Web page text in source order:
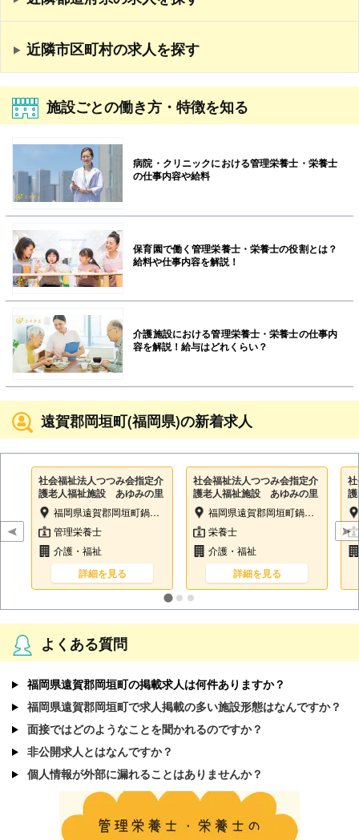
近隣市区町村の求人を探す
施設ごとの働き方・特徴を知る
病院・クリニックにおける管理栄養士・栄養士
の仕事内容や給料
保育園で働く管理栄養士・栄養士の役割とは？
給料や仕事内容を解説！
介護施設における管理栄養士・栄養士の仕事内
容を解説！給与はどれくらい？
遠賀郡岡垣町(福岡県)の新着求人
社会福祉法人つつみ会指定介
護老人福祉施設 あゆみの里
福岡県遠賀郡岡垣町鍋田2-1-6
管理栄養士
介護・福祉
詳細を見る
社会福祉法人つつみ会指定介
護老人福祉施設 あゆみの里
福岡県遠賀郡岡垣町鍋田2-1-6
栄養士
介護・福祉
詳細を見る
よくある質問
福岡県遠賀郡岡垣町の掲載求人は何件ありますか？
福岡県遠賀郡岡垣町で求人掲載の多い施設形態はなんですか？
面接ではどのようなことを聞かれるのですか？
非公開求人とはなんですか？
個人情報が外部に漏れることはありませんか？